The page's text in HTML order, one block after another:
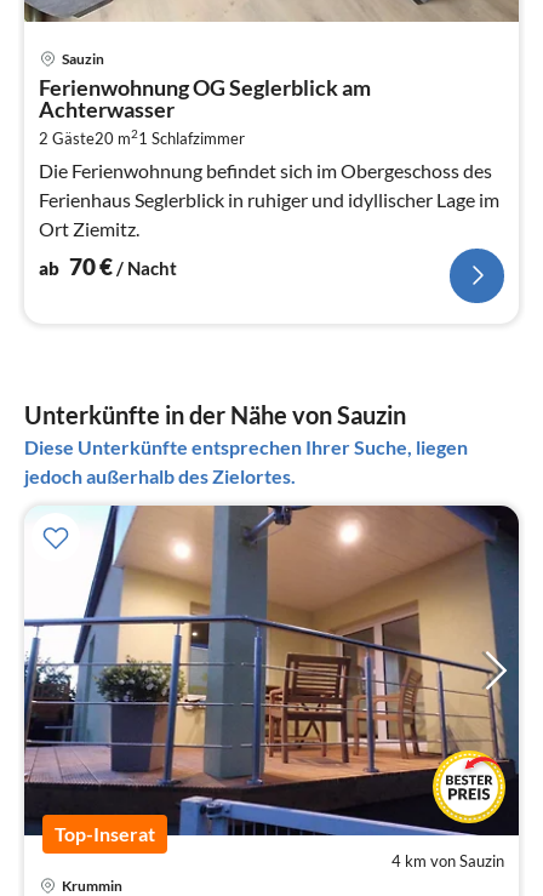
Sauzin
Ferienwohnung OG Seglerblick am
Achterwasser
2 Gäste20 m21 Schlafzimmer
Die Ferienwohnung befindet sich im Obergeschoss des
Ferienhaus Seglerblick in ruhiger und idyllischer Lage im
Ort Ziemitz.
ab 70€/ Nacht
Unterkünfte in der Nähe von Sauzin
Diese Unterkünfte entsprechen Ihrer Suche, liegen
jedoch außerhalb des Zielortes.
Top-Inserat
4 km von Sauzin
Krummin